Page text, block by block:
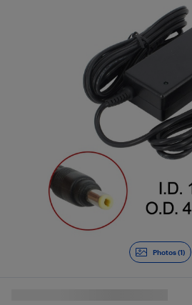
Photos (1)